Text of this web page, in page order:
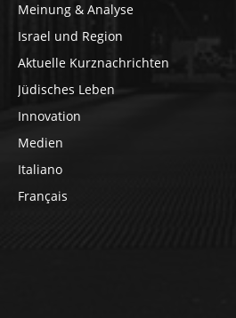
Meinung & Analyse
Israel und Region
Aktuelle Kurznachrichten
Jüdisches Leben
Innovation
Medien
Italiano
Français